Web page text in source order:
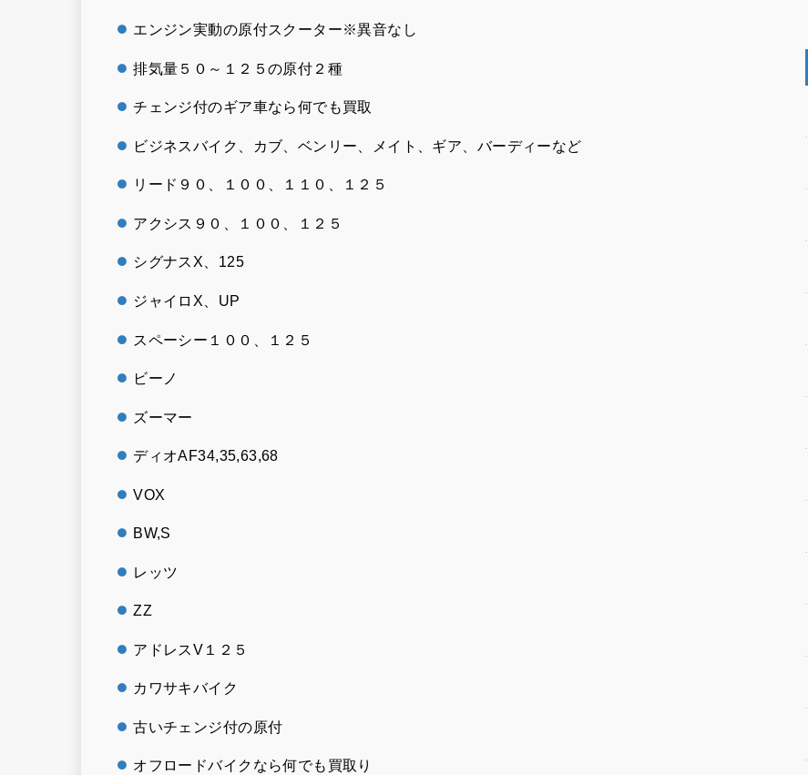
エンジン実動の原付スクーター※異音なし
排気量５０～１２５の原付２種
チェンジ付のギア車なら何でも買取
ビジネスバイク、カブ、ベンリー、メイト、ギア、バーディーなど
リード９０、１００、１１０、１２５
アクシス９０、１００、１２５
シグナスX、125
ジャイロX、UP
スペーシー１００、１２５
ビーノ
ズーマー
ディオAF34,35,63,68
VOX
BW,S
レッツ
ZZ
アドレスV１２５
カワサキバイク
古いチェンジ付の原付
オフロードバイクなら何でも買取り